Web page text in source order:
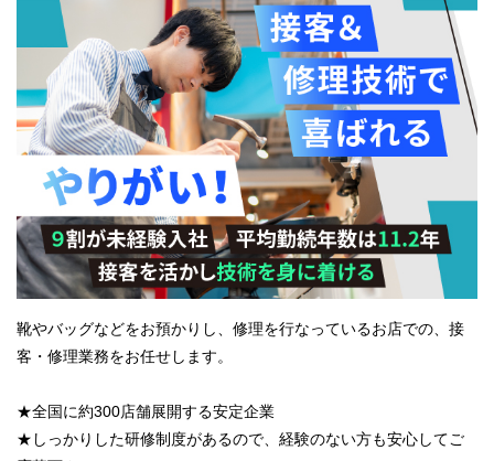
靴やバッグなどをお預かりし、修理を行なっているお店での、接
客・修理業務をお任せします。
★全国に約300店舗展開する安定企業
★しっかりした研修制度があるので、経験のない方も安心してご